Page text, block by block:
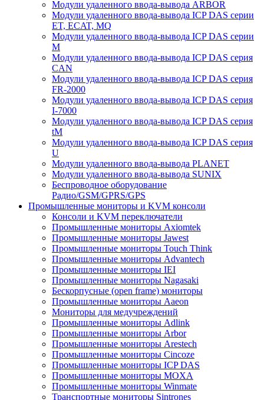
Модули удаленного ввода-вывода ARBOR
Модули удаленного ввода-вывода ICP DAS серии
ET, ECAT, MQ
Модули удаленного ввода-вывода ICP DAS серии
M
Модули удаленного ввода-вывода ICP DAS серия
CAN
Модули удаленного ввода-вывода ICP DAS серия
FR-2000
Модули удаленного ввода-вывода ICP DAS серия
I-7000
Модули удаленного ввода-вывода ICP DAS серия
tM
Модули удаленного ввода-вывода ICP DAS серия
U
Модули удаленного ввода-вывода PLANET
Модули удаленного ввода-вывода SUNIX
Беспроводное оборудование
Радио/GSM/GPRS/GPS
Промышленные мониторы и KVM консоли
Консоли и KVM переключатели
Промышленные мониторы Axiomtek
Промышленные мониторы Jawest
Промышленные мониторы Touch Think
Промышленные мониторы Advantech
Промышленные мониторы IEI
Промышленные мониторы Nagasaki
Бескорпусные (open frame) мониторы
Промышленные мониторы Aaeon
Мониторы для медучреждений
Промышленные мониторы Adlink
Промышленные мониторы Arbor
Промышленные мониторы Arestech
Промышленные мониторы Cincoze
Промышленные мониторы ICP DAS
Промышленные мониторы MOXA
Промышленные мониторы Winmate
Транспортные мониторы Sintrones